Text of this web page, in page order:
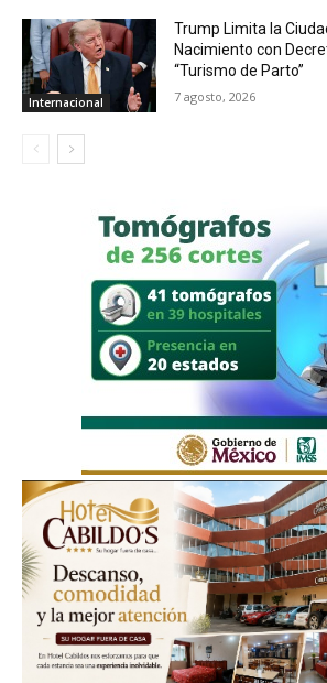
Internacional
Trump Limita la
Nacimiento con
“Turismo de Parto”
7 agosto, 2026